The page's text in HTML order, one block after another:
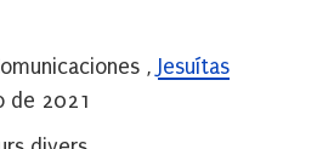
, Jesuítas
de 2021